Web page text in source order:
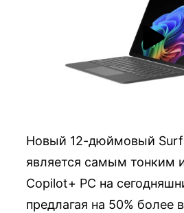
Новый 12-дюймовый
является самым тонким
Copilot+ PC на
предлагая на 50% более